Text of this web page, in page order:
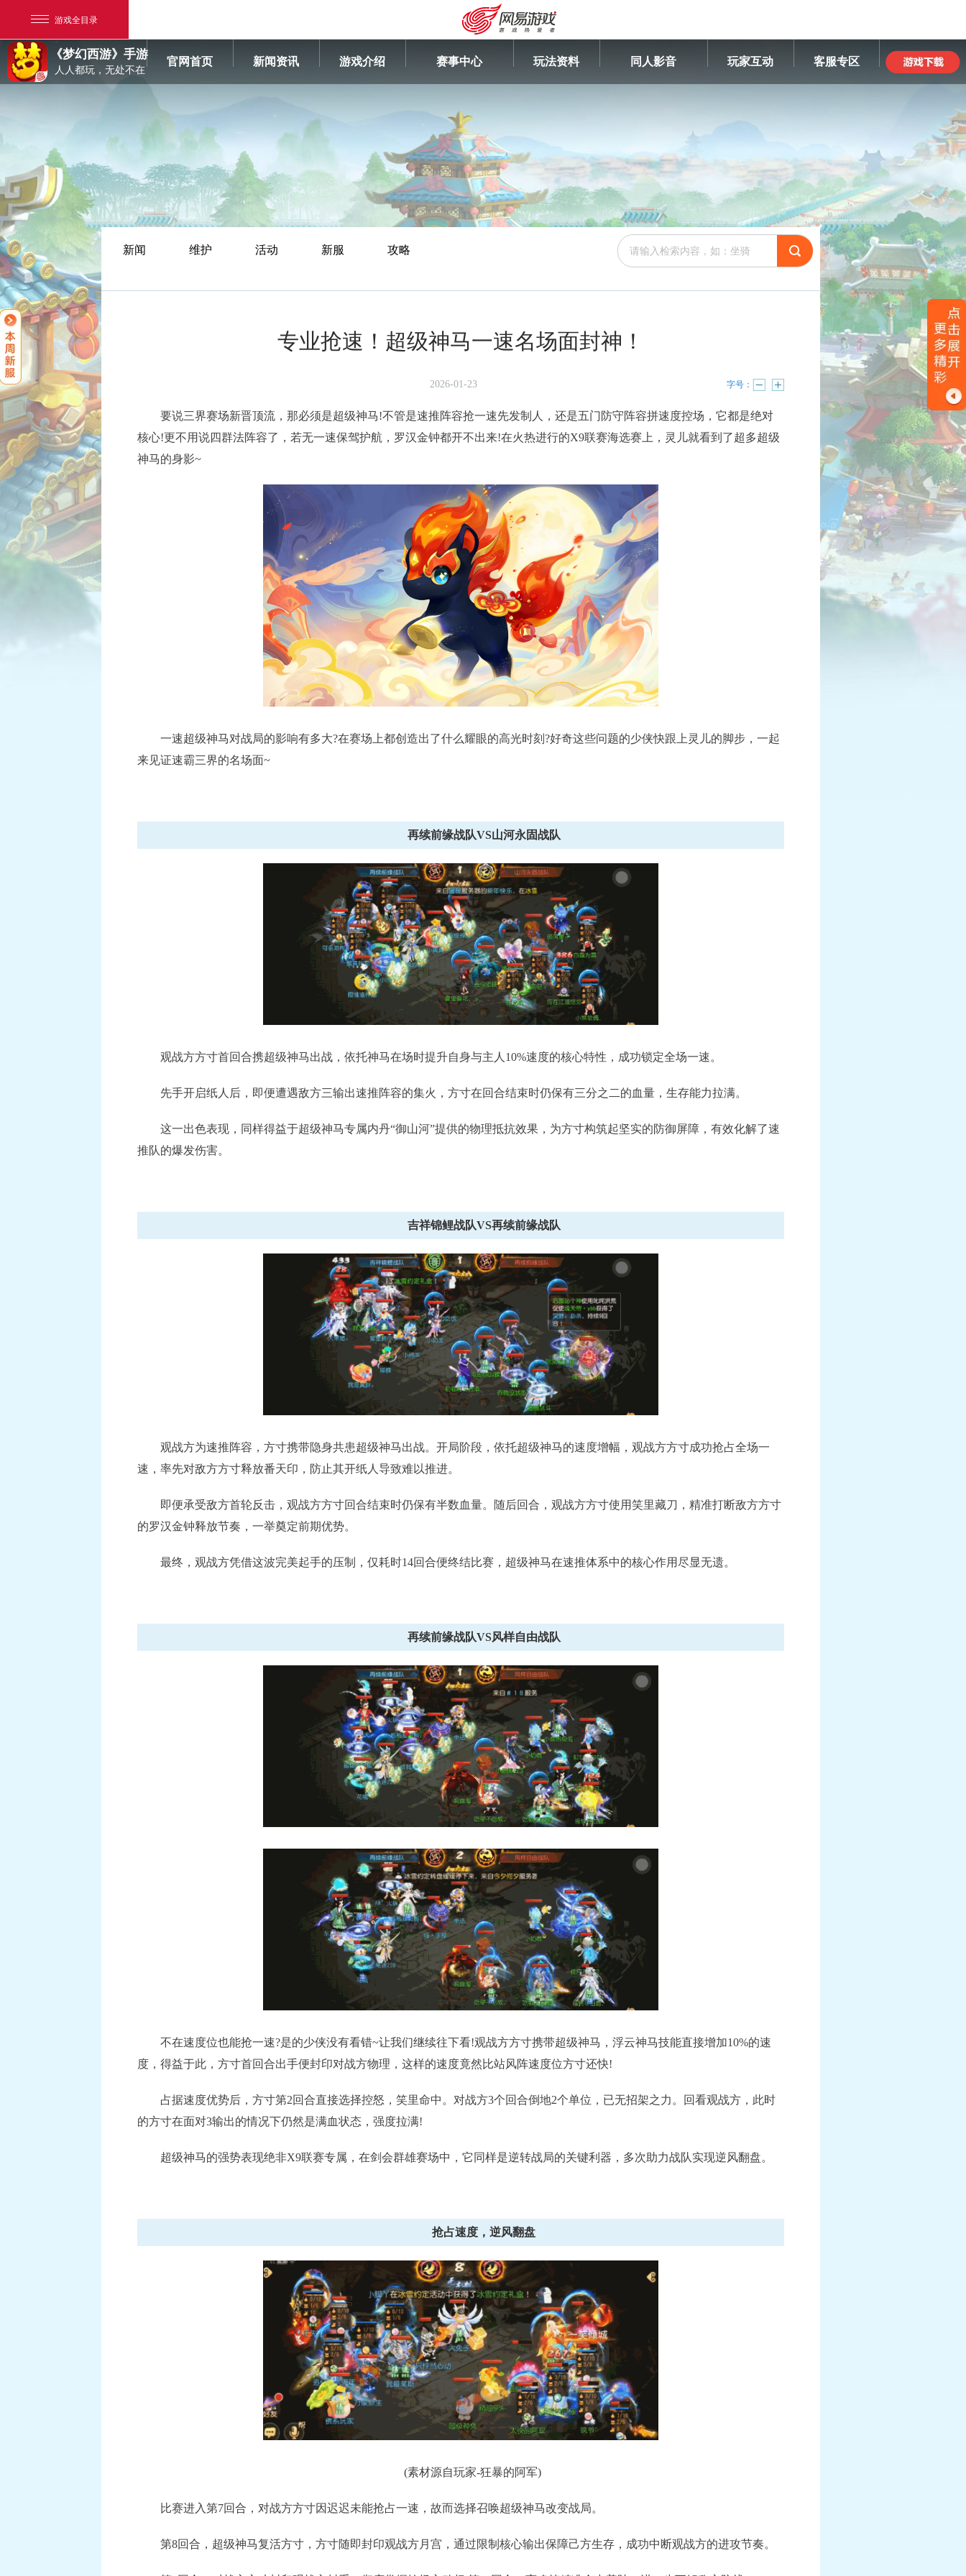
游戏全目录
网易游戏
游戏爱好者
我的足迹： 梦幻西游手游
《梦幻西游》手游
人人都玩，无处不在
官网首页 新闻资讯 游戏介绍 赛事中心 玩法资料 同人影音 玩家互动 客服专区
逐鹿三界
列上新
衣“比奇堡乐园”系列上新
新闻 维护 活动 新服 攻略
专业抢速！超级神马一速名场面封神！
2026-01-23 字号：
要说三界赛场新晋顶流，那必须是超级神马!不管是速推阵容抢一速先发制人，还是五门防守阵容拼速度控场，它都是绝对
核心!更不用说四群法阵容了，若无一速保驾护航，罗汉金钟都开不出来!在火热进行的X9联赛海选赛上，灵儿就看到了超多超级
神马的身影~
一速超级神马对战局的影响有多大?在赛场上都创造出了什么耀眼的高光时刻?好奇这些问题的少侠快跟上灵儿的脚步，一起
来见证速霸三界的名场面~
再续前缘战队VS山河永固战队
观战方方寸首回合携超级神马出战，依托神马在场时提升自身与主人10%速度的核心特性，成功锁定全场一速。
先手开启纸人后，即便遭遇敌方三输出速推阵容的集火，方寸在回合结束时仍保有三分之二的血量，生存能力拉满。
这一出色表现，同样得益于超级神马专属内丹“御山河”提供的物理抵抗效果，为方寸构筑起坚实的防御屏障，有效化解了速
推队的爆发伤害。
吉祥锦鲤战队VS再续前缘战队
观战方为速推阵容，方寸携带隐身共患超级神马出战。开局阶段，依托超级神马的速度增幅，观战方方寸成功抢占全场一
速，率先对敌方方寸释放番天印，防止其开纸人导致难以推进。
即便承受敌方首轮反击，观战方方寸回合结束时仍保有半数血量。随后回合，观战方方寸使用笑里藏刀，精准打断敌方方寸
的罗汉金钟释放节奏，一举奠定前期优势。
最终，观战方凭借这波完美起手的压制，仅耗时14回合便终结比赛，超级神马在速推体系中的核心作用尽显无遗。
再续前缘战队VS风样自由战队
不在速度位也能抢一速?是的少侠没有看错~让我们继续往下看!观战方方寸携带超级神马，浮云神马技能直接增加10%的速
度，得益于此，方寸首回合出手便封印对战方物理，这样的速度竟然比站风阵速度位方寸还快!
占据速度优势后，方寸第2回合直接选择控怒，笑里命中。对战方3个回合倒地2个单位，已无招架之力。回看观战方，此时
的方寸在面对3输出的情况下仍然是满血状态，强度拉满!
超级神马的强势表现绝非X9联赛专属，在剑会群雄赛场中，它同样是逆转战局的关键利器，多次助力战队实现逆风翻盘。
抢占速度，逆风翻盘
(素材源自玩家-狂暴的阿军)
比赛进入第7回合，对战方方寸因迟迟未能抢占一速，故而选择召唤超级神马改变战局。
第8回合，超级神马复活方寸，方寸随即封印观战方月宫，通过限制核心输出保障己方生存，成功中断观战方的进攻节奏。